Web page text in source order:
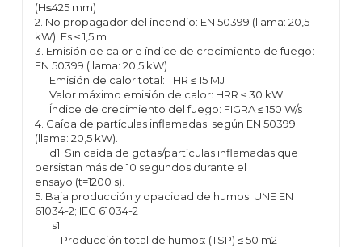
(H≤425 mm)
2. No propagador del incendio: EN 50399 (llama: 20,5
kW) Fs ≤ 1,5 m
3. Emisión de calor e índice de crecimiento de fuego:
EN 50399 (llama: 20,5 kW)
Emisión de calor total: THR ≤ 15 MJ
Valor máximo emisión de calor: HRR ≤ 30 kW
Índice de crecimiento del fuego: FIGRA ≤ 150 W/s
4. Caída de partículas inflamadas: según EN 50399
(llama: 20,5 kW).
d1: Sin caída de gotas/partículas inflamadas que
persistan más de 10 segundos durante el
ensayo (t=1200 s).
5. Baja producción y opacidad de humos: UNE EN
61034-2; IEC 61034-2
s1:
-Producción total de humos: (TSP) ≤ 50 m2